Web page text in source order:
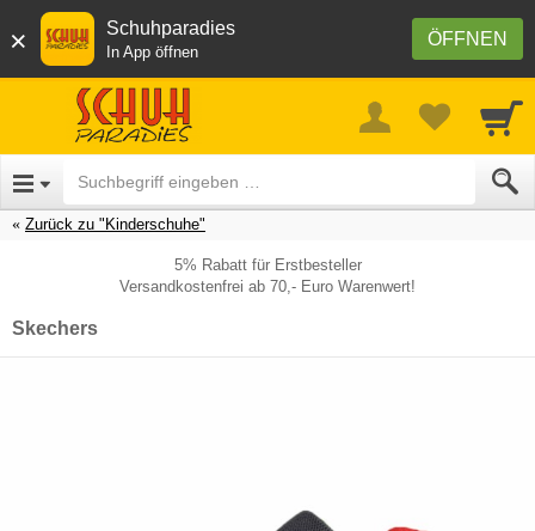
× ÖFFNEN
Schuhparadies
In App öffnen
Zurück zu "Kinderschuhe"
5% Rabatt für Erstbesteller
Versandkostenfrei ab 70,- Euro Warenwert!
Skechers